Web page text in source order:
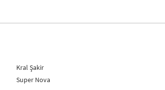
Kral Şakir
Super Nova